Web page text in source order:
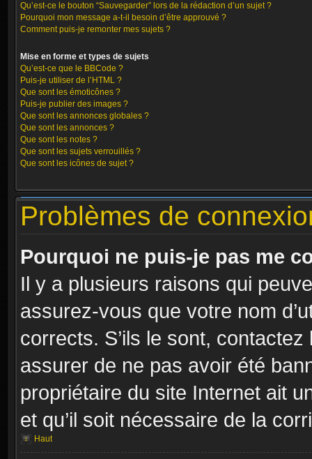
Qu’est-ce le bouton “Sauvegarder” lors de la rédaction d’un sujet ?
Pourquoi mon message a-t-il besoin d’être approuvé ?
Comment puis-je remonter mes sujets ?
Mise en forme et types de sujets
Qu’est-ce que le BBCode ?
Puis-je utiliser de l’HTML ?
Que sont les émoticônes ?
Puis-je publier des images ?
Que sont les annonces globales ?
Que sont les annonces ?
Que sont les notes ?
Que sont les sujets verrouillés ?
Que sont les icônes de sujet ?
Problèmes de
Pourquoi ne puis-je pas me
Il y a plusieurs raisons qui
assurez-vous que votre nom
corrects. S’ils le sont,
assurer de ne pas avoir été
propriétaire du site Internet ait
et qu’il soit nécessaire de la
Haut